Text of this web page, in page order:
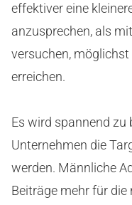
effektiver eine
anzusprechen, als
versuchen,
erreichen.
Es wird spannend zu
Unternehmen die
werden. Männliche
Beiträge mehr für die